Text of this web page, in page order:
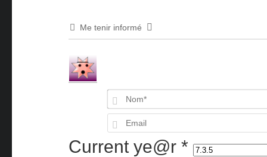
Me tenir informé
Current ye@r *